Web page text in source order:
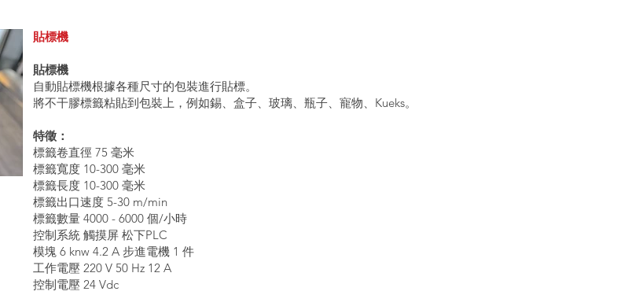
貼標機
貼標機
自動貼標機根據各種尺寸的包裝進行貼標。
將不干膠標籤粘貼到包裝上，例如錫、盒子、玻璃、瓶子、寵物、Kueks。
特徵：
標籤卷直徑 75 毫米
標籤寬度 10-300 毫米
標籤長度 10-300 毫米
標籤出口速度 5-30 m/min
標籤數量 4000 - 6000 個/小時
控制系統 觸摸屏 松下PLC
模塊 6 knw 4.2 A 步進電機 1 件
工作電壓 220 V 50 Hz 12 A
控制電壓 24 Vdc